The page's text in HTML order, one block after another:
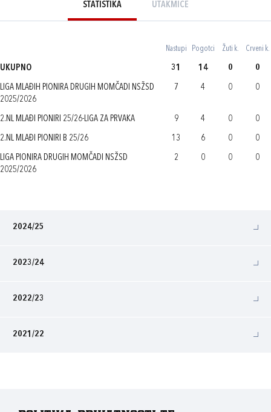
STATISTIKA UTAKMICE
Nastupi Pogotci Žuti k. Crveni k.
UKUPNO 31 14 0 0
LIGA MLAĐIH PIONIRA DRUGIH MOMČADI NSŽSD
2025/2026
7 4 0 0
2.NL MLAĐI PIONIRI 25/26-LIGA ZA PRVAKA 9 4 0 0
2.NL MLAĐI PIONIRI B 25/26 13 6 0 0
LIGA PIONIRA DRUGIH MOMČADI NSŽSD
2025/2026
2 0 0 0
2024/25
2023/24
2022/23
2021/22